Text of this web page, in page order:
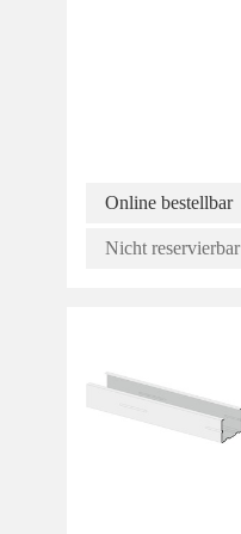
Online bestellbar
Nicht reservierbar